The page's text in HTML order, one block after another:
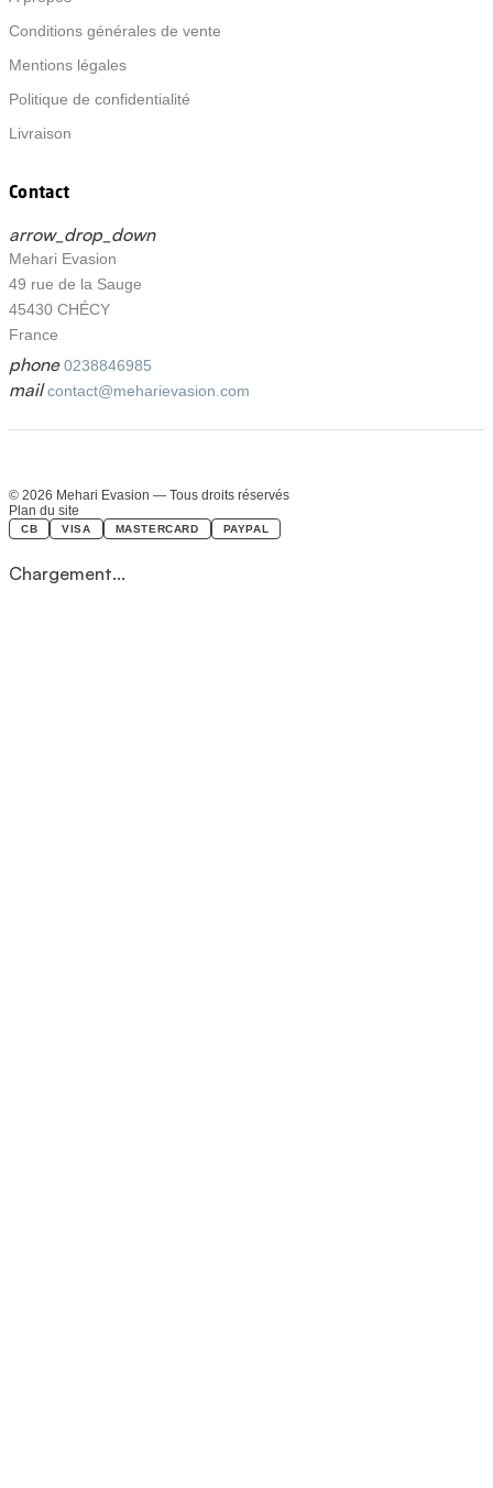
Conditions générales de vente
Mentions légales
Politique de confidentialité
Livraison
Contact
arrow_drop_down
Mehari Evasion
49 rue de la Sauge
45430 CHÉCY
France
phone 0238846985
mail contact@meharievasion.com
© 2026 Mehari Evasion — Tous droits réservés
Plan du site
CB VISA MASTERCARD PAYPAL
Chargement...